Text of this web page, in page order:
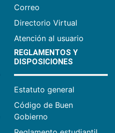
Correo
Directorio Virtual
Atención al usuario
REGLAMENTOS Y
DISPOSICIONES
Estatuto general
Código de Buen
Gobierno